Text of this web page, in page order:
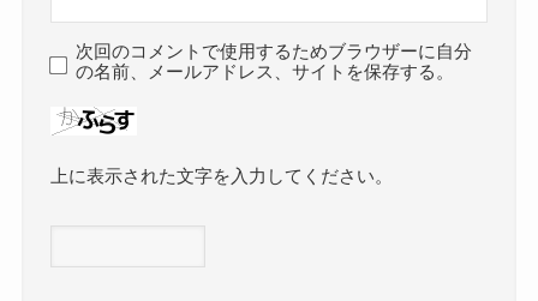
次回のコメントで使用するためブラウザーに自分
の名前、メールアドレス、サイトを保存する。
上に表示された文字を入力してください。